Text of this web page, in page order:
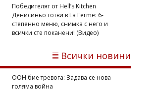
на Роналдо показа
си по бански и отвърна на
Обичам тялото си
Победителят от Hell’s Kitchen
Денисиньо готви в La Ferme: 6-
степенно меню, снимка с него и
всички сте поканени! (Видео)
Всички новини
ООН бие тревога: Задава се нова
голяма война